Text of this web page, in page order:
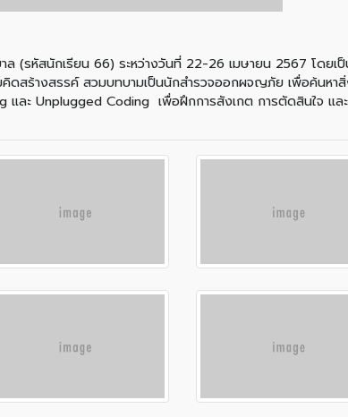
(รหัสนักเรียน 66) ระหว่างวันที่ 22-26 เมษายน 2567 โดยเ
ดสร้างสรรค์ สวมบทบามเป็นนักสำรวจออกผจญภัย เพื่อค้นหา
และ Unplugged Coding เพื่อฝึกการสังเกต การตัดสินใจ แ